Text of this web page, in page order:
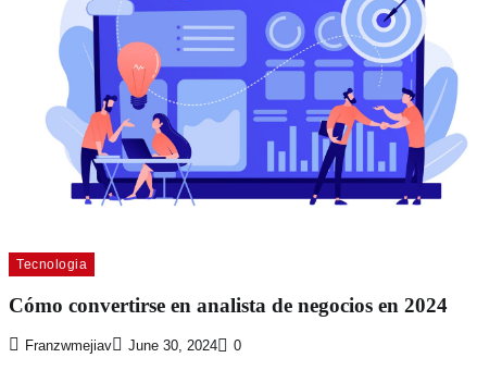
Tecnologia
Cómo convertirse en analista de negocios en 2024
Franzwmejiav June 30, 2024 0